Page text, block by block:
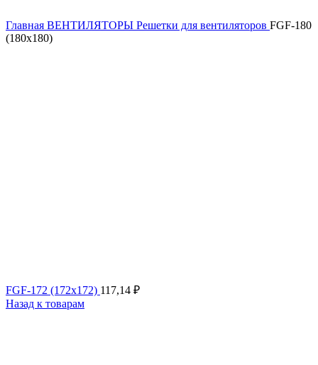
Главная ВЕНТИЛЯТОРЫ Решетки для вентиляторов FGF-180
(180х180)
FGF-172 (172х172) 117,14 ₽
Назад к товарам